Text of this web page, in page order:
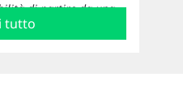
di partire da una
o Roma e quella di
tutto